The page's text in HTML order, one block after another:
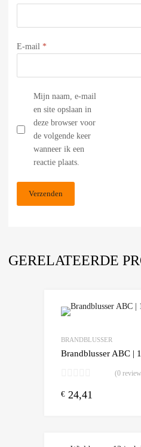
E-mail *
Mijn naam, e-mail
en site opslaan in
deze browser voor
de volgende keer
wanneer ik een
reactie plaats.
GERELATEERDE
BRANDBLUSSER
Brandblusser ABC |
(0
€ 24,41